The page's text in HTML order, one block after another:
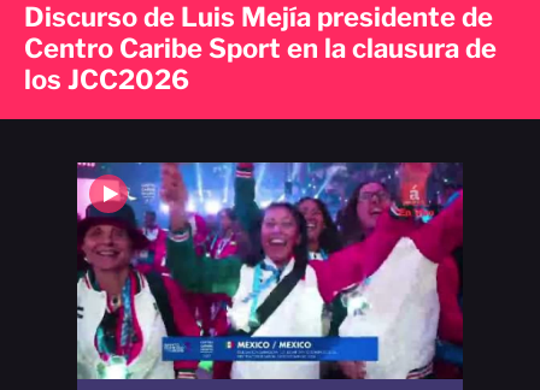
Discurso de Luis Mejía presidente de
Centro Caribe Sport en la clausura de
los JCC2026